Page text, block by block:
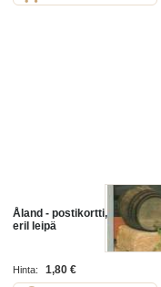
Åland - postikortti,
eril leipä
Hinta: 1,80 €